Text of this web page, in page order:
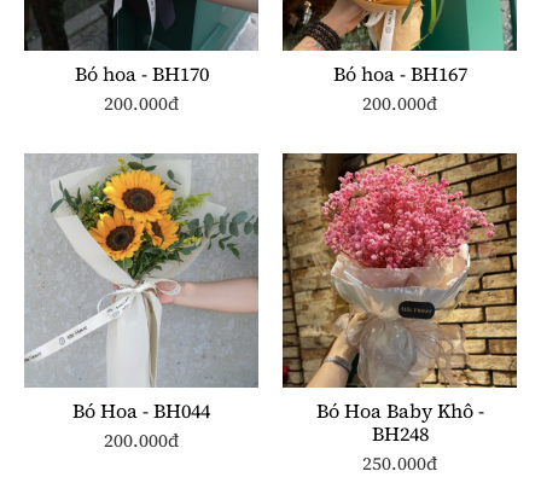
Bó hoa - BH170
200.000đ
Bó hoa - BH167
200.000đ
Bó Hoa - BH044
200.000đ
Bó Hoa Baby Khô -
BH248
250.000đ